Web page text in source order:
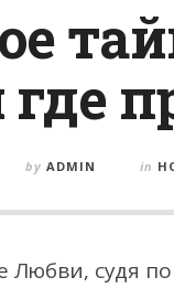
by ADMIN in
Любви, судя